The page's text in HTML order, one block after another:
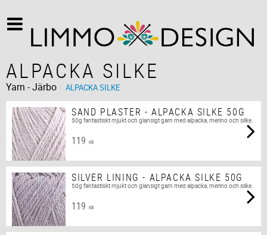
ALPACKA SILKE
Yarn - Järbo ALPACKA SILKE
SAND PLASTER - ALPACKA SILKE 50G
50g fantastiskt mjukt och glansigt garn med alpacka, merino och silke.
119 KR
SILVER LINING - ALPACKA SILKE 50G
50g fantastiskt mjukt och glansigt garn med alpacka, merino och silke.
119 KR